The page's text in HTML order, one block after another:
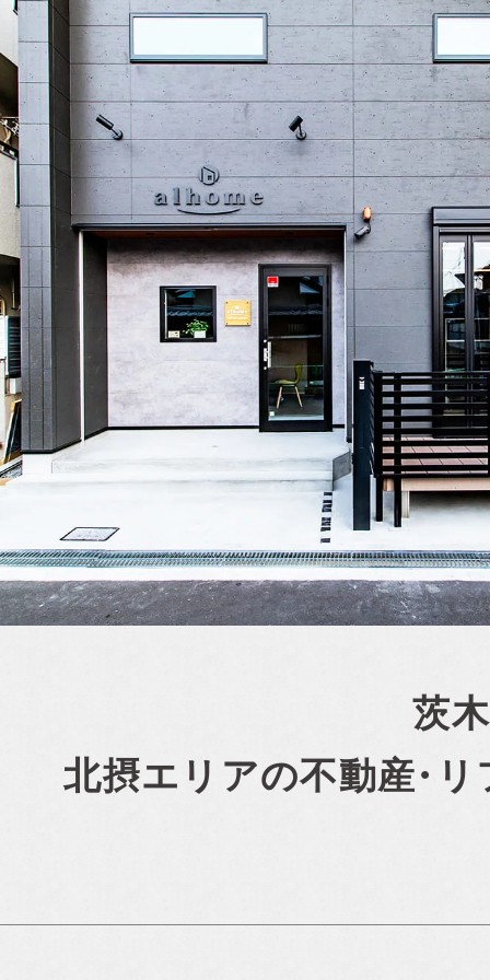
茨
北摂エリアの不動産・